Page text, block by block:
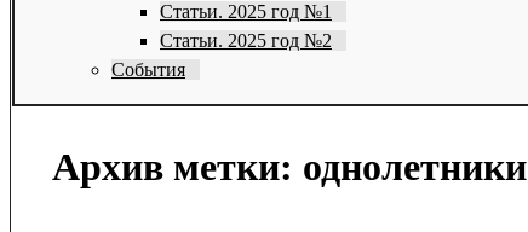
Статьи. 2025 год №1
Статьи. 2025 год №2
События
Архив метки: однолетники